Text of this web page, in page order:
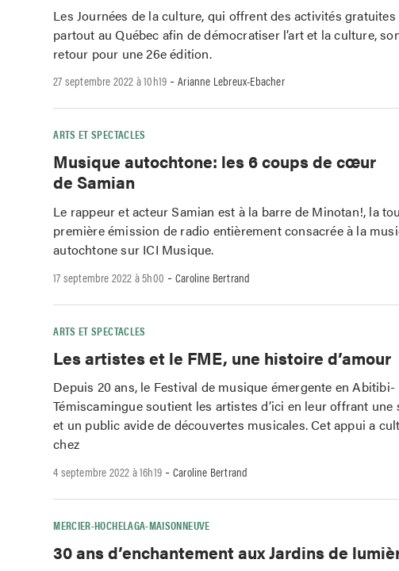
Les Journées de la culture, qui offrent des activités gratuites
partout au Québec afin de démocratiser l’art et la culture,
retour pour une 26e édition.
27 septembre 2022 à 10h19 -Arianne Lebreux-Ebacher
ARTS ET SPECTACLES
Musique autochtone: les 6 coups de cœur
de Samian
Le rappeur et acteur Samian est à la barre de Minotan!, la
première émission de radio entièrement consacrée à la
autochtone sur ICI Musique.
17 septembre 2022 à 5h00 -Caroline Bertrand
ARTS ET SPECTACLES
Les artistes et le FME, une histoire d’amour
Depuis 20 ans, le Festival de musique émergente en Abitibi-
Témiscamingue soutient les artistes d’ici en leur offrant une
et un public avide de découvertes musicales. Cet appui a
chez
4 septembre 2022 à 16h19 -Caroline Bertrand
MERCIER-HOCHELAGA-MAISONNEUVE
30 ans d’enchantement aux Jardins de